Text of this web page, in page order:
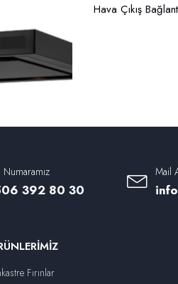
Hava Çıkış
392 80 30
Mail
Fırınlar